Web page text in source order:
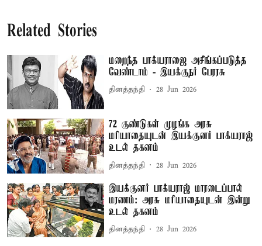
Related Stories
மறைந்த பாக்யராஜை அசிங்கப்படுத்த
வேண்டாம் - இயக்குநர் பேரரசு
தினத்தந்தி 28 Jun 2026
72 குண்டுகள் முழங்க அரசு
மரியாதையுடன் இயக்குனர் பாக்யராஜ்
உடல் தகனம்
தினத்தந்தி 28 Jun 2026
இயக்குனர் பாக்யராஜ் மாரடைப்பால்
மரணம்: அரசு மரியாதையுடன் இன்று
உடல் தகனம்
தினத்தந்தி 28 Jun 2026